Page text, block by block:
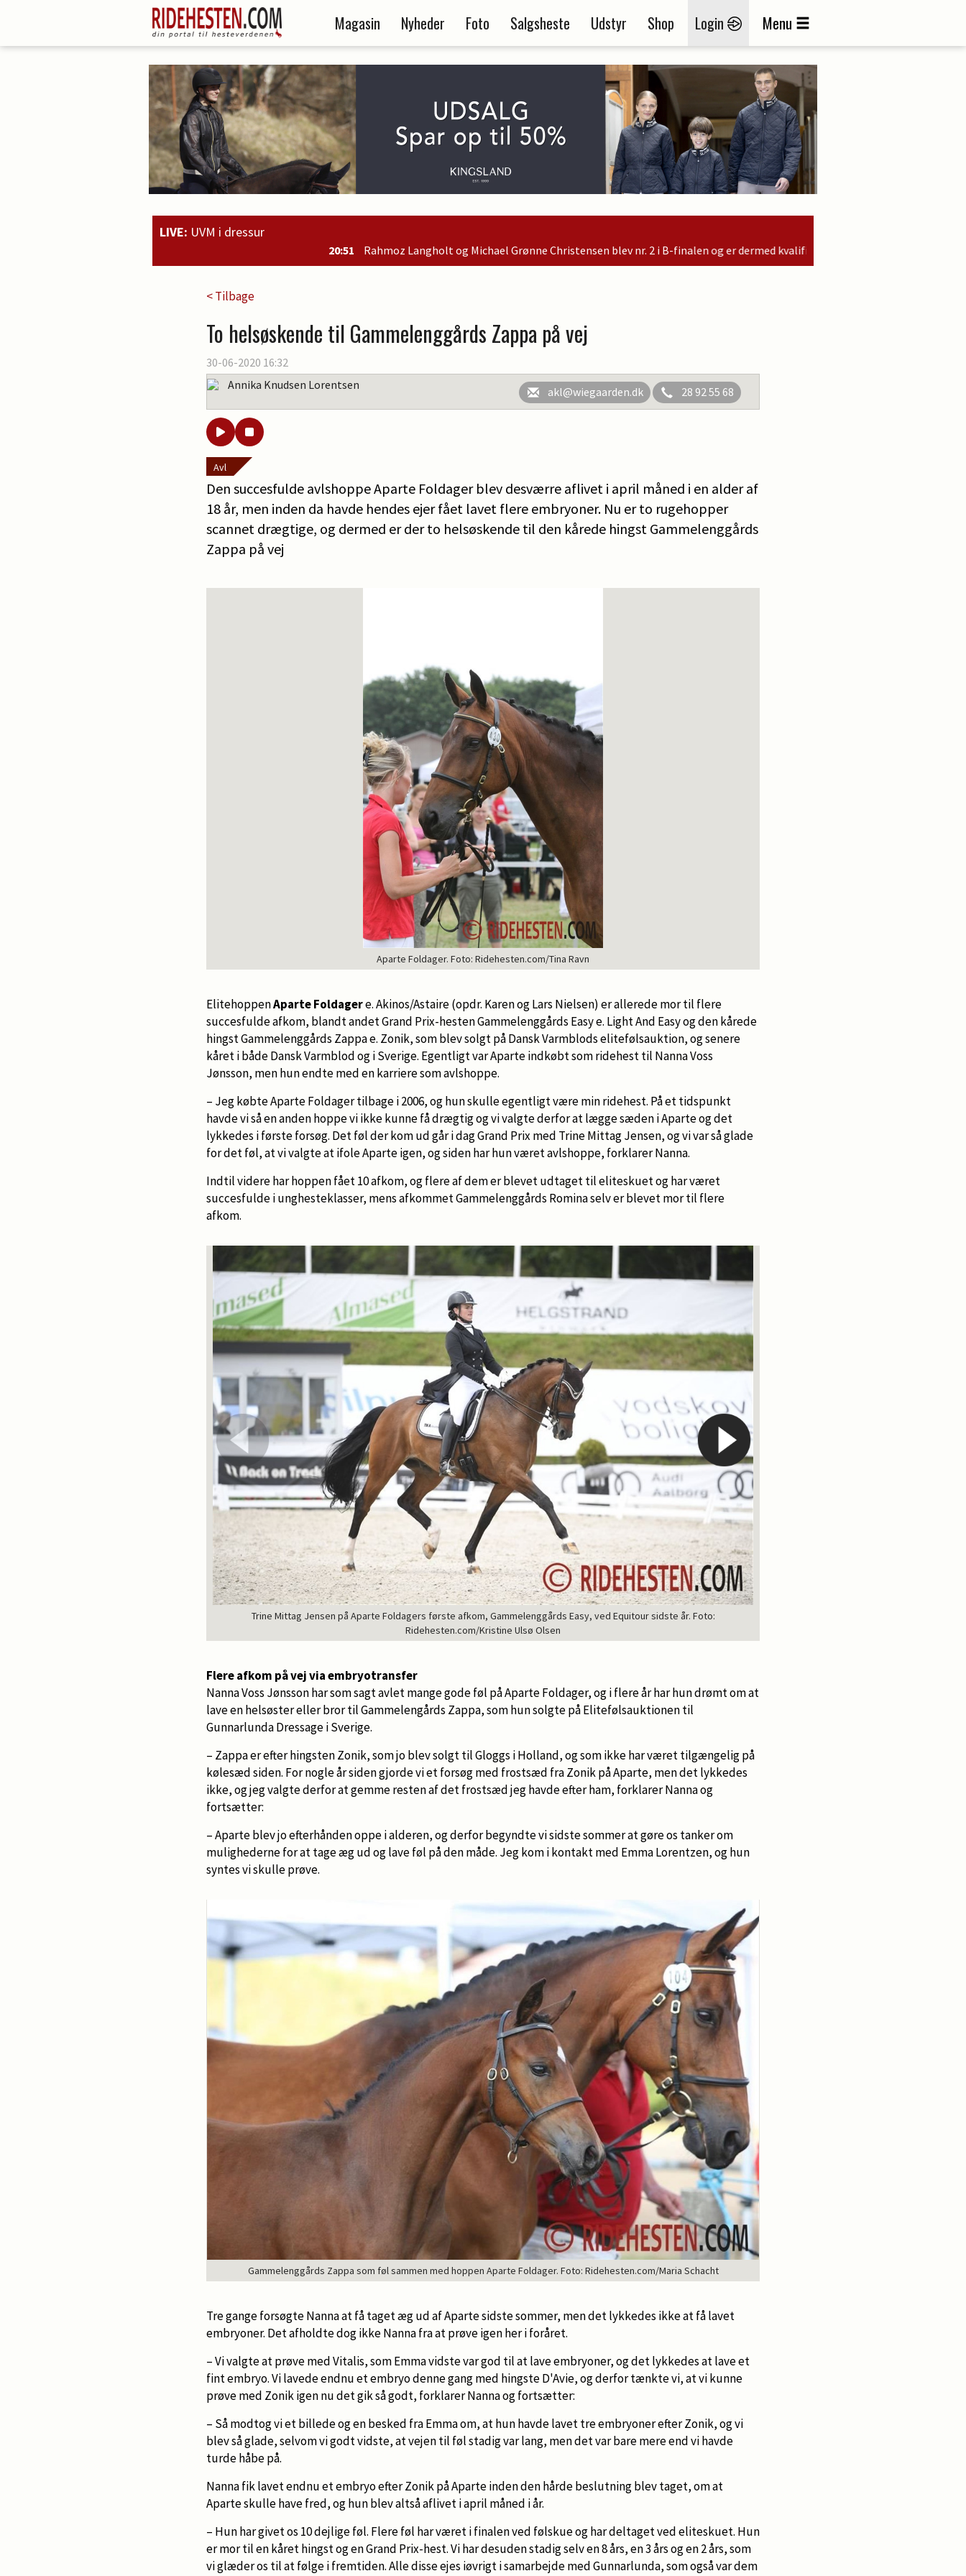
Magasin Nyheder Foto Salgsheste Udstyr Shop Login Menu
LIVE: UVM i dressur
Rahmoz Langholt og Michael Grønne Christensen blev nr. 2 i B-finalen og er dermed kvalificeret til søndagens finale
< Tilbage
To helsøskende til Gammelenggårds Zappa på vej
30-06-2020 16:32
Annika Knudsen Lorentsen
akl@wiegaarden.dk 28 92 55 68
Avl
Den succesfulde avlshoppe Aparte Foldager blev desværre aflivet i april måned i en alder af
18 år, men inden da havde hendes ejer fået lavet flere embryoner. Nu er to rugehopper
scannet drægtige, og dermed er der to helsøskende til den kårede hingst Gammelenggårds
Zappa på vej
Aparte Foldager. Foto: Ridehesten.com/Tina Ravn
ElitehoppenAparte Foldagere. Akinos/Astaire (opdr. Karen og Lars Nielsen) er allerede mor til flere
succesfulde afkom, blandt andet Grand Prix-hesten Gammelenggårds Easy e. Light And Easy og den kårede
hingst Gammelenggårds Zappa e. Zonik, som blev solgt på Dansk Varmblods elitefølsauktion, og senere
kåret i både Dansk Varmblod og i Sverige. Egentligt var Aparte indkøbt som ridehest til Nanna Voss
Jønsson, men hun endte med en karriere som avlshoppe.
– Jeg købte Aparte Foldager tilbage i 2006, og hun skulle egentligt være min ridehest. På et tidspunkt
havde vi så en anden hoppe vi ikke kunne få drægtig og vi valgte derfor at lægge sæden i Aparte og det
lykkedes i første forsøg. Det føl der kom ud går i dag Grand Prix med Trine Mittag Jensen, og vi var så glade
for det føl, at vi valgte at ifole Aparte igen, og siden har hun været avlshoppe, forklarer Nanna.
Indtil videre har hoppen fået 10 afkom, og flere af dem er blevet udtaget til eliteskuet og har været
succesfulde i unghesteklasser, mens afkommet Gammelenggårds Romina selv er blevet mor til flere
afkom.
Trine Mittag Jensen på Aparte Foldagers første afkom, Gammelenggårds Easy, ved Equitour sidste år. Foto:
Ridehesten.com/Kristine Ulsø Olsen
Flere afkom på vej via embryotransfer
Nanna Voss Jønsson har som sagt avlet mange gode føl på Aparte Foldager, og i flere år har hun drømt om at
lave en helsøster eller bror til Gammelengårds Zappa, som hun solgte på Elitefølsauktionen til
Gunnarlunda Dressage i Sverige.
– Zappa er efter hingsten Zonik, som jo blev solgt til Gloggs i Holland, og som ikke har været tilgængelig på
kølesæd siden. For nogle år siden gjorde vi et forsøg med frostsæd fra Zonik på Aparte, men det lykkedes
ikke, og jeg valgte derfor at gemme resten af det frostsæd jeg havde efter ham, forklarer Nanna og
fortsætter:
– Aparte blev jo efterhånden oppe i alderen, og derfor begyndte vi sidste sommer at gøre os tanker om
mulighederne for at tage æg ud og lave føl på den måde. Jeg kom i kontakt med Emma Lorentzen, og hun
syntes vi skulle prøve.
Gammelenggårds Zappa som føl sammen med hoppen Aparte Foldager. Foto: Ridehesten.com/Maria Schacht
Tre gange forsøgte Nanna at få taget æg ud af Aparte sidste sommer, men det lykkedes ikke at få lavet
embryoner. Det afholdte dog ikke Nanna fra at prøve igen her i foråret.
– Vi valgte at prøve med Vitalis, som Emma vidste var god til at lave embryoner, og det lykkedes at lave et
fint embryo. Vi lavede endnu et embryo denne gang med hingste D'Avie, og derfor tænkte vi, at vi kunne
prøve med Zonik igen nu det gik så godt, forklarer Nanna og fortsætter:
– Så modtog vi et billede og en besked fra Emma om, at hun havde lavet tre embryoner efter Zonik, og vi
blev så glade, selvom vi godt vidste, at vejen til føl stadig var lang, men det var bare mere end vi havde
turde håbe på.
Nanna fik lavet endnu et embryo efter Zonik på Aparte inden den hårde beslutning blev taget, om at
Aparte skulle have fred, og hun blev altså aflivet i april måned i år.
– Hun har givet os 10 dejlige føl. Flere føl har været i finalen ved følskue og har deltaget ved eliteskuet. Hun
er mor til en kåret hingst og en Grand Prix-hest. Vi har desuden stadig selv en 8 års, en 3 års og en 2 års, som
vi glæder os til at følge i fremtiden. Alle disse ejes iøvrigt i samarbejde med Gunnarlunda, som også var dem